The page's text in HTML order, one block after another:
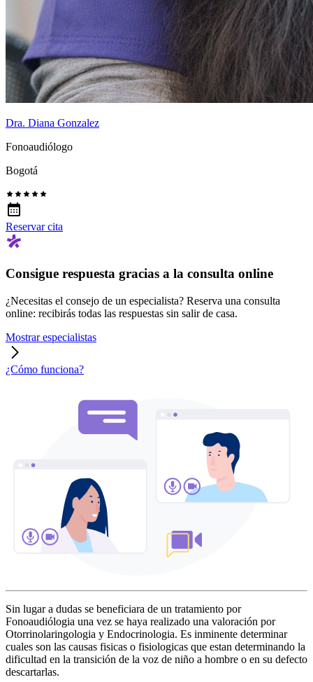
Dra. Diana Gonzalez
Fonoaudiólogo
Bogotá
Reservar cita
Consigue respuesta gracias a la consulta online
¿Necesitas el consejo de un especialista? Reserva una consulta
online: recibirás todas las respuestas sin salir de casa.
Mostrar especialistas
¿Cómo funciona?
Sin lugar a dudas se beneficiara de un tratamiento por
Fonoaudiólogia una vez se haya realizado una valoración por
Otorrinolaringologia y Endocrinologia. Es inminente determinar
cuales son las causas fisicas o fisiologicas que estan determinando la
dificultad en la transición de la voz de niño a hombre o en su defecto
descartarlas.